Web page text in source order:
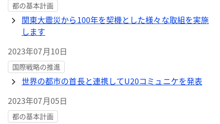
都の基本計画
関東大震災から100年を契機とした様々な取組を実施
します
2023年07月10日
国際戦略の推進
世界の都市の首長と連携してU20コミュニケを発表
2023年07月05日
都の基本計画